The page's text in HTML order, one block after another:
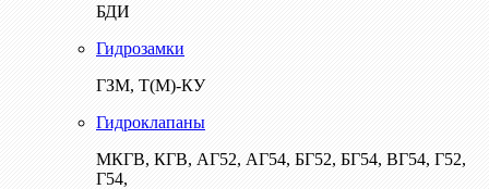
БДИ
Гидрозамки
ГЗМ, Т(М)-КУ
Гидроклапаны
МКГВ, КГВ, АГ52, АГ54, БГ52, БГ54, ВГ54, Г52,
Г54,